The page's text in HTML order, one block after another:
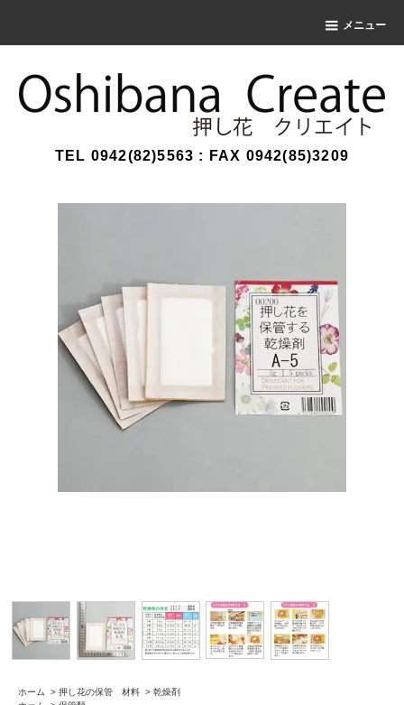
メニュー
TEL 0942(82)5563 : FAX 0942(85)3209
ホーム > 押し花の保管 材料 > 乾燥剤